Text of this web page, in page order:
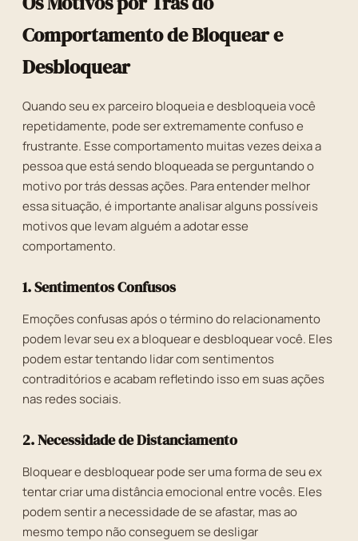
Comportamento de Bloquear e
Desbloquear
Quando seu ex parceiro bloqueia e desbloqueia você
repetidamente, pode ser extremamente confuso e
frustrante. Esse comportamento muitas vezes deixa a
pessoa que está sendo bloqueada se perguntando o
motivo por trás dessas ações. Para entender melhor
essa situação, é importante analisar alguns possíveis
motivos que levam alguém a adotar esse
comportamento.
1. Sentimentos Confusos
Emoções confusas após o término do relacionamento
podem levar seu ex a bloquear e desbloquear você. Eles
podem estar tentando lidar com sentimentos
contraditórios e acabam refletindo isso em suas ações
nas redes sociais.
2. Necessidade de Distanciamento
Bloquear e desbloquear pode ser uma forma de seu ex
tentar criar uma distância emocional entre vocês. Eles
podem sentir a necessidade de se afastar, mas ao
mesmo tempo não conseguem se desligar